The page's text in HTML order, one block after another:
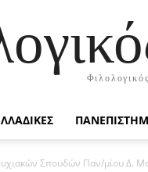
Σπουδών Παν/μίου Δ.